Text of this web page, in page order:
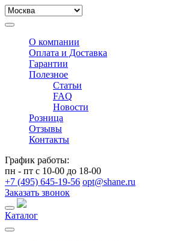
О компании
Оплата и Доставка
Гарантии
Полезное
Статьи
FAQ
Новости
Розница
Отзывы
Контакты
График работы:
пн - пт с 10-00 до 18-00
+7 (495) 645-19-56 opt@shane.ru
Заказать звонок
Каталог